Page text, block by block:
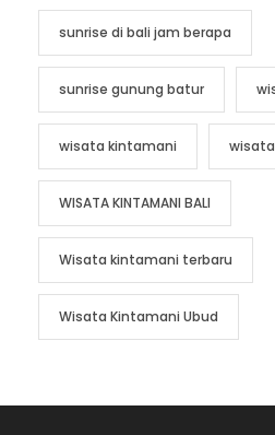
sunrise di bali jam berapa
sunrise gunung batur
wisata kintamani
WISATA KINTAMANI BALI
Wisata kintamani terbaru
Wisata Kintamani Ubud